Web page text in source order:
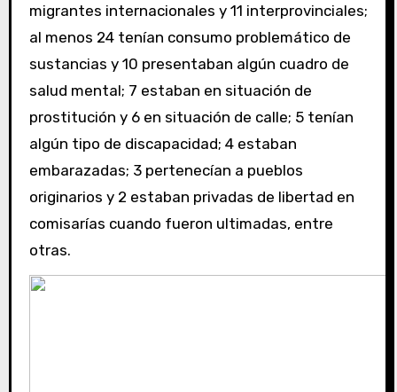
migrantes internacionales y 11 interprovinciales;
al menos 24 tenían consumo problemático de
sustancias y 10 presentaban algún cuadro de
salud mental; 7 estaban en situación de
prostitución y 6 en situación de calle; 5 tenían
algún tipo de discapacidad; 4 estaban
embarazadas; 3 pertenecían a pueblos
originarios y 2 estaban privadas de libertad en
comisarías cuando fueron ultimadas, entre
otras.